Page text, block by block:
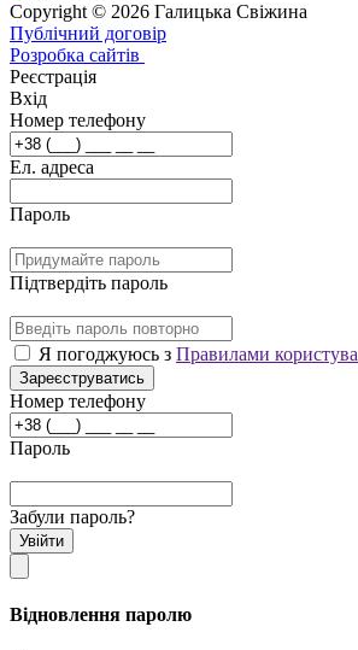
Copyright © 2026 Галицька Свіжина
Публічний договір
Розробка сайтів
Реєстрація
Вхід
Номер телефону
Ел. адреса
Пароль
Підтвердіть пароль
Я погоджуюсь з Правилами
Зареєструватись
Номер телефону
Пароль
Забули пароль?
Увійти
Відновлення паролю